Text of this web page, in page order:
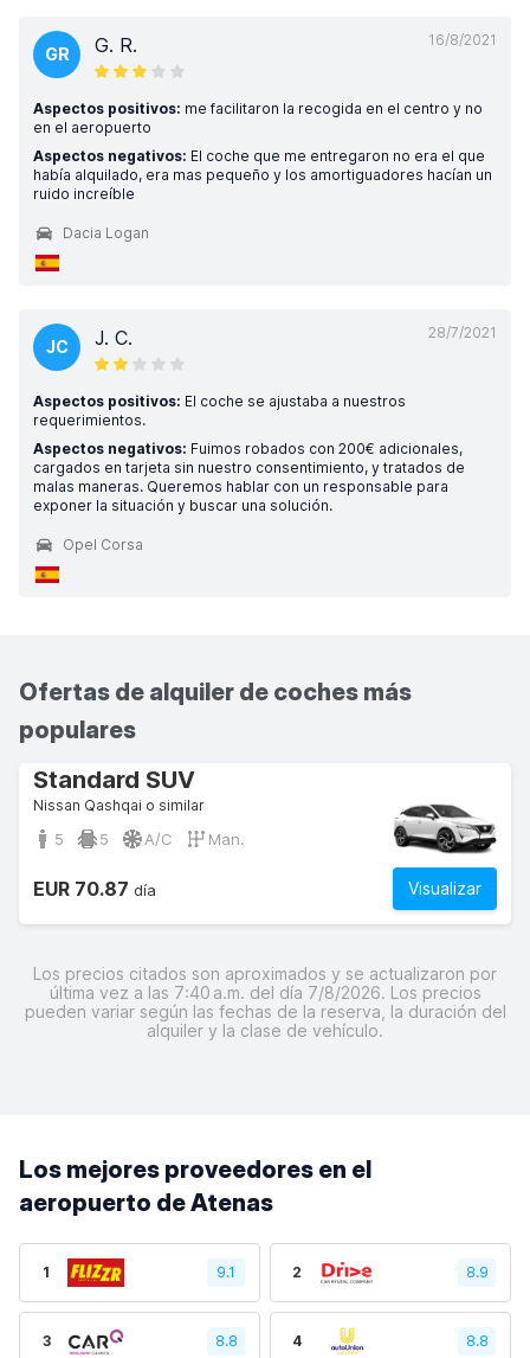
16/8/2021
GR G. R.
Aspectos positivos: me facilitaron la recogida en el centro y no
en el aeropuerto
Aspectos negativos: El coche que me entregaron no era el que
había alquilado, era mas pequeño y los amortiguadores hacían un
ruido increíble
Dacia Logan
28/7/2021
JC J. C.
Aspectos positivos: El coche se ajustaba a nuestros
requerimientos.
Aspectos negativos: Fuimos robados con 200€ adicionales,
cargados en tarjeta sin nuestro consentimiento, y tratados de
malas maneras. Queremos hablar con un responsable para
exponer la situación y buscar una solución.
Opel Corsa
Ofertas de alquiler de coches más
populares
Standard SUV
Nissan Qashqai o similar
5 5 A/C Man.
Visualizar
EUR 70.87 día
Los precios citados son aproximados y se actualizaron por
última vez a las 7:40 a.m. del día 7/8/2026. Los precios
pueden variar según las fechas de la reserva, la duración del
alquiler y la clase de vehículo.
Los mejores proveedores en el
aeropuerto de Atenas
1 9.1 2 8.9
3 8.8 4 8.8